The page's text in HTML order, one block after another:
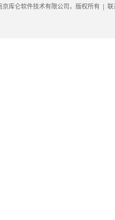
京库仑软件技术有限公司，版权所有 | 联